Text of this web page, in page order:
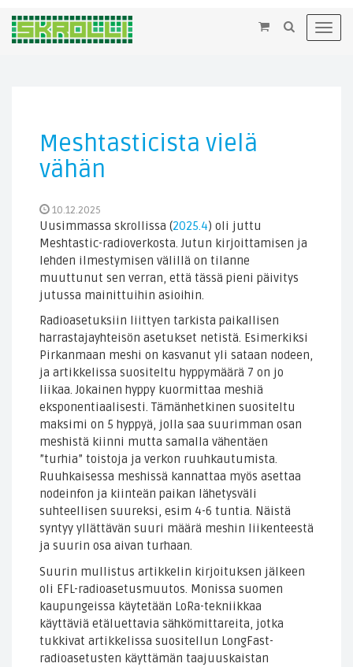
×
Meshtasticista vielä
vähän
10.12.2025
Uusimmassa skrollissa (2025.4) oli juttu
Meshtastic-radioverkosta. Jutun kirjoittamisen ja
lehden ilmestymisen välillä on tilanne
muuttunut sen verran, että tässä pieni päivitys
jutussa mainittuihin asioihin.
Radioasetuksiin liittyen tarkista paikallisen
harrastajayhteisön asetukset netistä. Esimerkiksi
Pirkanmaan meshi on kasvanut yli sataan nodeen,
ja artikkelissa suositeltu hyppymäärä 7 on jo
liikaa. Jokainen hyppy kuormittaa meshiä
eksponentiaalisesti. Tämänhetkinen suositeltu
maksimi on 5 hyppyä, jolla saa suurimman osan
meshistä kiinni mutta samalla vähentäen
”turhia” toistoja ja verkon ruuhkautumista.
Ruuhkaisessa meshissä kannattaa myös asettaa
nodeinfon ja kiinteän paikan lähetysväli
suhteellisen suureksi, esim 4-6 tuntia. Näistä
syntyy yllättävän suuri määrä meshin liikenteestä
ja suurin osa aivan turhaan.
Suurin mullistus artikkelin kirjoituksen jälkeen
oli EFL-radioasetusmuutos. Monissa suomen
kaupungeissa käytetään LoRa-tekniikkaa
käyttäviä etäluettavia sähkömittareita, jotka
tukkivat artikkelissa suositellun LongFast-
radioasetusten käyttämän taajuuskaistan